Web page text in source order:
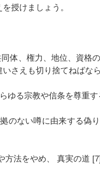
授けましょう。
体、権力、地位、資格
さえも切り捨てねばなら
ゆる宗教や信条を尊重す
のない噂に由来する偽
法をやめ、 真実の道 [7]